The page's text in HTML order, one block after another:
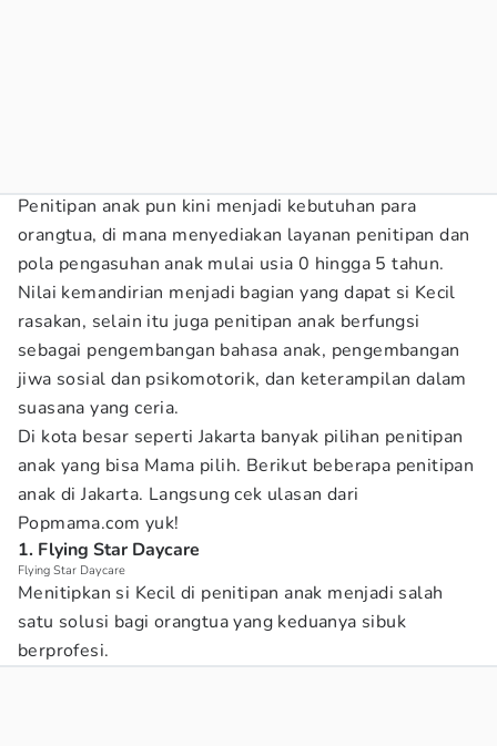
Penitipan anak pun kini menjadi kebutuhan para
orangtua, di mana menyediakan layanan penitipan dan
pola pengasuhan anak mulai usia 0 hingga 5 tahun.
Nilai kemandirian menjadi bagian yang dapat si Kecil
rasakan, selain itu juga penitipan anak berfungsi
sebagai pengembangan bahasa anak, pengembangan
jiwa sosial dan psikomotorik, dan keterampilan dalam
suasana yang ceria.
Di kota besar seperti Jakarta banyak pilihan penitipan
anak yang bisa Mama pilih. Berikut beberapa penitipan
anak di Jakarta. Langsung cek ulasan dari
Popmama.com yuk!
1. Flying Star Daycare
Flying Star Daycare
Menitipkan si Kecil di penitipan anak menjadi salah
satu solusi bagi orangtua yang keduanya sibuk
berprofesi.